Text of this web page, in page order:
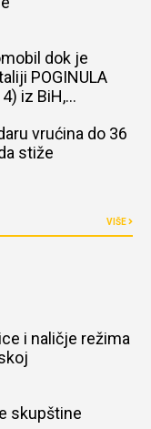
dok je
POGINULA
iz BiH,
vrućina do 36
stiže
VIŠE
i naličje režima
skupštine